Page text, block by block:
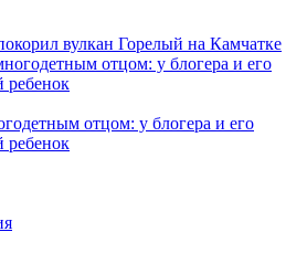
вулкан Горелый на Камчатке
отцом: у блогера и его
ребенок